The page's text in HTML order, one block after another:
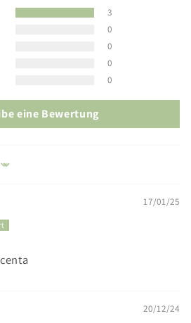
3
0
0
0
0
eine Bewertung
17/01/25
20/12/24